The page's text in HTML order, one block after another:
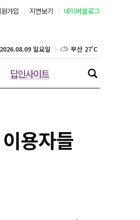
가입 지면보기 네이버블로그
딥인사이트
2026.08.09 일요일 대구 25˚C
인천 25˚C
울산 25˚C
용자들